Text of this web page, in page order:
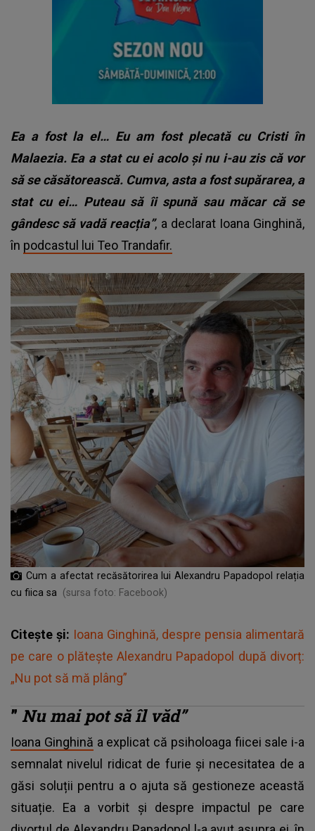
Ea a fost la el… Eu am fost plecată cu Cristi în
Malaezia. Ea a stat cu ei acolo și nu i-au zis că vor
să se căsătorească. Cumva, asta a fost supărarea, a
stat cu ei… Puteau să îi spună sau măcar că se
gândesc să vadă reacția”, a declarat Ioana Ginghină,
în podcastul lui Teo Trandafir.
Cum a afectat recăsătorirea lui Alexandru Papadopol relația
cu fiica sa
(sursa foto: Facebook)
Citește și: Ioana Ginghină, despre pensia alimentară
pe care o plătește Alexandru Papadopol după divorț:
„Nu pot să mă plâng”
” Nu mai pot să îl văd”
Ioana Ginghină a explicat că psiholoaga fiicei sale i-a
semnalat nivelul ridicat de furie și necesitatea de a
găsi soluții pentru a o ajuta să gestioneze această
situație. Ea a vorbit și despre impactul pe care